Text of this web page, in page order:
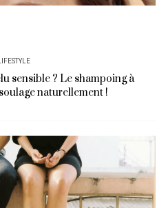
sensible ? Le shampoing à
naturellement !